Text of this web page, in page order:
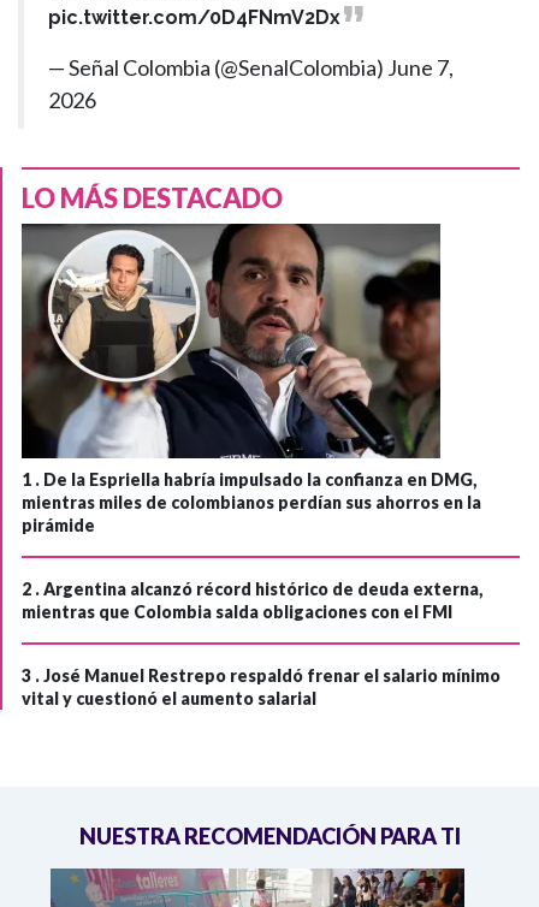
pic.twitter.com/0D4FNmV2Dx
— Señal Colombia (@SenalColombia) June 7,
2026
LO MÁS DESTACADO
1 . De la Espriella habría impulsado la confianza en DMG,
mientras miles de colombianos perdían sus ahorros en la
pirámide
2 .Argentina alcanzó récord histórico de deuda externa,
mientras que Colombia salda obligaciones con el FMI
3 .José Manuel Restrepo respaldó frenar el salario mínimo
vital y cuestionó el aumento salarial
NUESTRA RECOMENDACIÓN PARA TI